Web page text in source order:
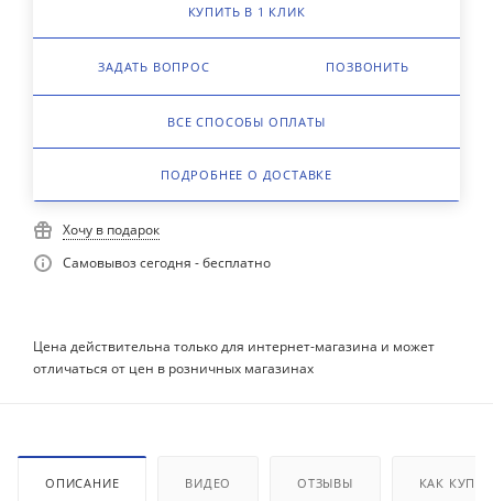
КУПИТЬ В 1 КЛИК
ЗАДАТЬ ВОПРОС ПОЗВОНИТЬ
ВСЕ СПОСОБЫ ОПЛАТЫ
ПОДРОБНЕЕ О ДОСТАВКЕ
Хочу в подарок
Самовывоз сегодня - бесплатно
Цена действительна только для интернет-магазина и может
отличаться от цен в розничных магазинах
ОПИСАНИЕ ВИДЕО ОТЗЫВЫ КАК